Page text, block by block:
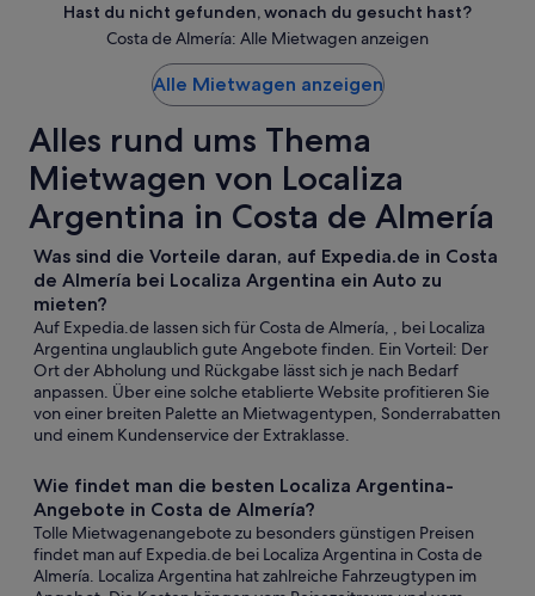
Hast du nicht gefunden, wonach du gesucht hast?
Costa de Almería: Alle Mietwagen anzeigen
Alle Mietwagen anzeigen
Alles rund ums Thema
Mietwagen von Localiza
Argentina in Costa de Almería
Was sind die Vorteile daran, auf Expedia.de in Costa
de Almería bei Localiza Argentina ein Auto zu
mieten?
Auf Expedia.de lassen sich für Costa de Almería, , bei Localiza
Argentina unglaublich gute Angebote finden. Ein Vorteil: Der
Ort der Abholung und Rückgabe lässt sich je nach Bedarf
anpassen. Über eine solche etablierte Website profitieren Sie
von einer breiten Palette an Mietwagentypen, Sonderrabatten
und einem Kundenservice der Extraklasse.
Wie findet man die besten Localiza Argentina-
Angebote in Costa de Almería?
Tolle Mietwagenangebote zu besonders günstigen Preisen
findet man auf Expedia.de bei Localiza Argentina in Costa de
Almería. Localiza Argentina hat zahlreiche Fahrzeugtypen im